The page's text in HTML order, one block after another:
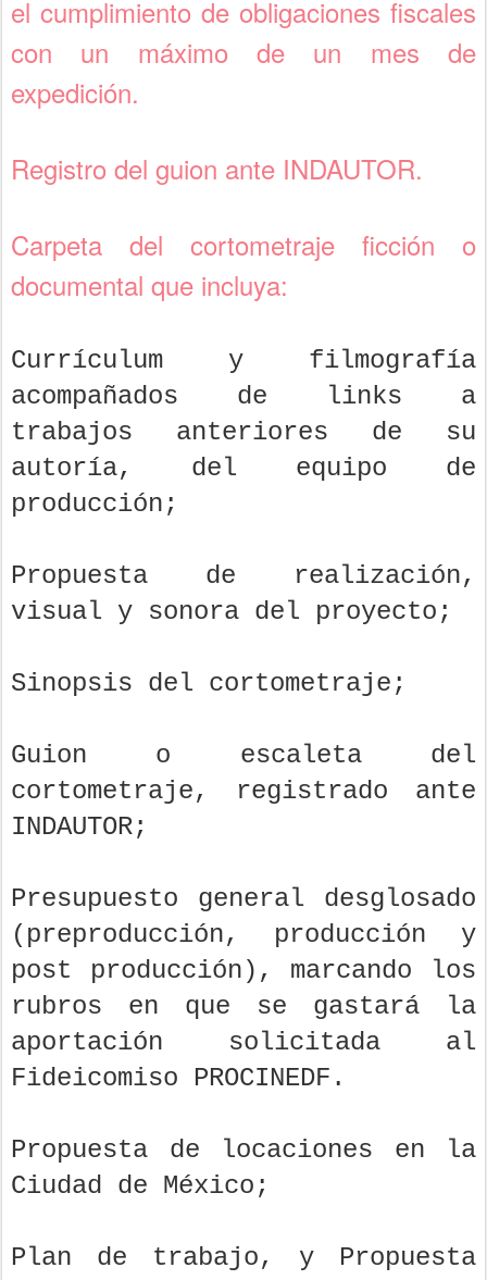
el cumplimiento de obligaciones fiscales
con un máximo de un mes de
expedición.
Registro del guion ante INDAUTOR.
Carpeta del cortometraje ficción o
documental que incluya:
Currículum y filmografía
acompañados de links a
trabajos anteriores de su
autoría, del equipo de
producción;
Propuesta de realización,
visual y sonora del proyecto;
Sinopsis del cortometraje;
Guion o escaleta del
cortometraje, registrado ante
INDAUTOR;
Presupuesto general desglosado
(preproducción, producción y
post producción), marcando los
rubros en que se gastará la
aportación solicitada al
Fideicomiso PROCINEDF.
Propuesta de locaciones en la
Ciudad de México;
Plan de trabajo, y Propuesta